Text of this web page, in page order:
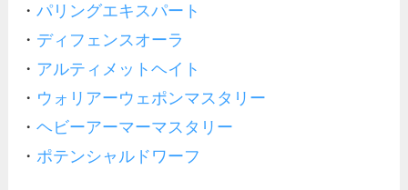
・パリングエキスパート
・ ディフェンスオーラ
・ アルティメットヘイト
・ ウォリアーウェポンマスタリー
・ヘビーアーマーマスタリー
・ ポテンシャルドワーフ